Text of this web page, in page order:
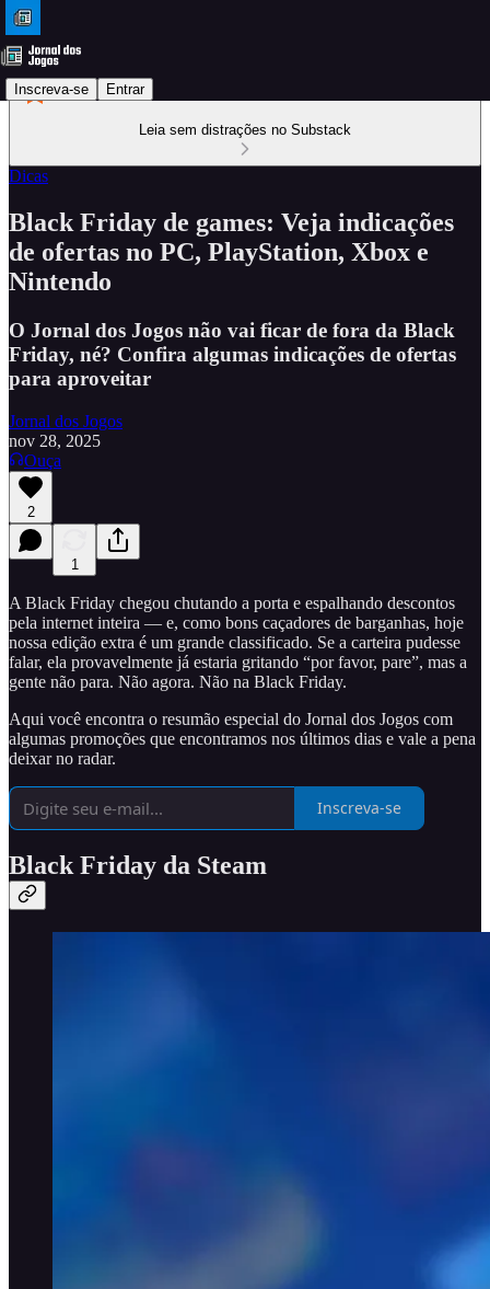
Inscreva-se Entrar
Leia sem distrações no Substack
Dicas
Black Friday de games: Veja indicações
de ofertas no PC, PlayStation, Xbox e
Nintendo
O Jornal dos Jogos não vai ficar de fora da Black
Friday, né? Confira algumas indicações de ofertas
para aproveitar
Jornal dos Jogos
nov 28, 2025
Ouça
2
1
A Black Friday chegou chutando a porta e espalhando descontos
pela internet inteira — e, como bons caçadores de barganhas, hoje
nossa edição extra é um grande classificado. Se a carteira pudesse
falar, ela provavelmente já estaria gritando “por favor, pare”, mas a
gente não para. Não agora. Não na Black Friday.
Aqui você encontra o resumão especial do Jornal dos Jogos com
algumas promoções que encontramos nos últimos dias e vale a pena
deixar no radar.
Inscreva-se
Black Friday da Steam